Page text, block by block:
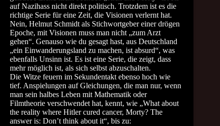
auf Nazihass nicht direkt politisch. Trotzdem ist es die
richtige Serie für eine Zeit, die Visionen verlernt hat.
Nein, Helmut Schmidt als Stichwortgeber einer drögen
Epoche, mit Visionen muss man nicht „zum Arzt
gehen“. Genauso wie du gesagt hast, aus Deutschland
„ein Einwanderungsland zu machen, ist absurd“, was
ebenfalls Unsinn ist. Es ist eine Serie, die zeigt, dass
mehr möglich ist, als sich selbst abzuschalten.
Die Witze feuern im Sekundentakt ebenso hoch wie
tief. Anspielungen auf Gleichungen, die man nur, wenn
man sein halbes Leben mit Mathematik oder
Filmtheorie verschwendet hat, kennt, wie „What about
the reality where Hitler cured cancer, Morty? The
answer is: Don’t think about it“, bis zu: